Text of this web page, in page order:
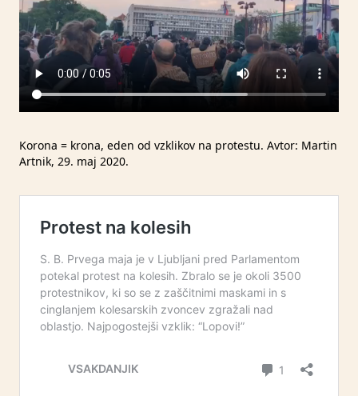
Korona = krona, eden od vzklikov na protestu. Avtor: Martin
Artnik, 29. maj 2020.